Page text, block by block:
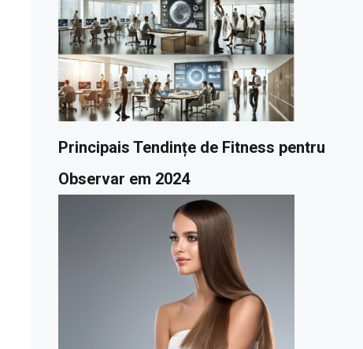
Principais Tendințe de Fitness pentru
Observar em 2024